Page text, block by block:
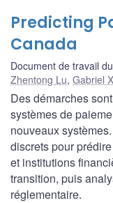
Predicting
Canada
Document de travail
Zhentong Lu, Gabriel
Des démarches
systèmes de
nouveaux
discrets pour
et institutions
transition, puis
réglementaire.